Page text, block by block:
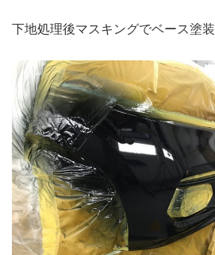
下地処理後マスキングでベース塗装